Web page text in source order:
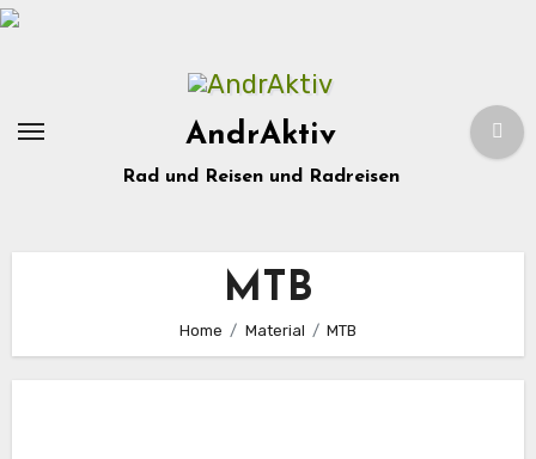
Zum
AndrAktiv
Rad und Reisen und Radreisen
MTB
Home Material MTB